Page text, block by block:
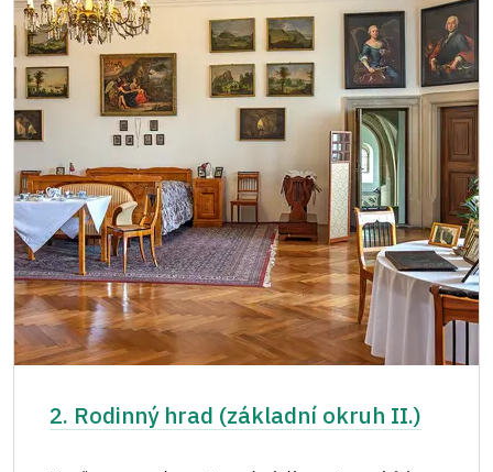
2. Rodinný hrad (základní okruh II.)